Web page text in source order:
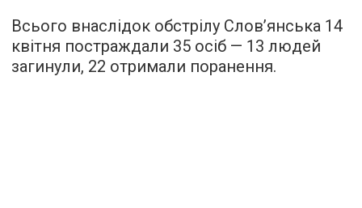
Всього внаслідок обстрілу Слов’янська 14
квітня постраждали 35 осіб — 13 людей
загинули, 22 отримали поранення.